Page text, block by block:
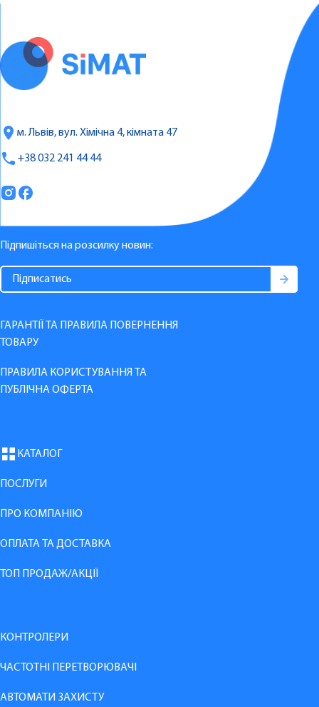
м. Львів, вул. Хімічна 4, кімната 47
+38 032 241 44 44
Підпишіться на розсилку новин:
ГАРАНТІЇ ТА ПРАВИЛА ПОВЕРНЕННЯ
ТОВАРУ
ПРАВИЛА КОРИСТУВАННЯ ТА
ПУБЛІЧНА ОФЕРТА
КАТАЛОГ
ПОСЛУГИ
ПРО КОМПАНІЮ
ОПЛАТА ТА ДОСТАВКА
ТОП ПРОДАЖ/АКЦІЇ
КОНТРОЛЕРИ
ЧАСТОТНІ ПЕРЕТВОРЮВАЧІ
АВТОМАТИ ЗАХИСТУ